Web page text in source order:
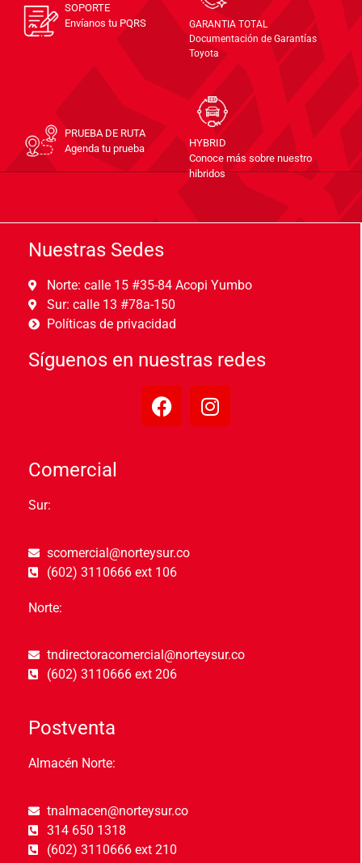
SOPORTE
Envíanos tu PQRS
GARANTIA TOTAL
Documentación de Garantías
Toyota
PRUEBA DE RUTA
Agenda tu prueba
HYBRID
Conoce más sobre nuestro
hibridos
Nuestras Sedes
Norte: calle 15 #35-84 Acopi Yumbo
Sur: calle 13 #78a-150
Políticas de privacidad
Síguenos en nuestras redes
Comercial
Sur:
scomercial@norteysur.co
(602) 3110666 ext 106
Norte:
tndirectoracomercial@norteysur.co
(602) 3110666 ext 206
Postventa
Almacén Norte:
tnalmacen@norteysur.co
314 650 1318
(602) 3110666 ext 210